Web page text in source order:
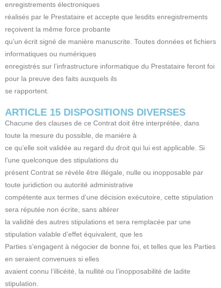
enregistrements électroniques
réalisés par le Prestataire et accepte que lesdits enregistrements
reçoivent la même force probante
qu’un écrit signé de manière manuscrite. Toutes données et fichiers
informatiques ou numériques
enregistrés sur l’infrastructure informatique du Prestataire feront foi
pour la preuve des faits auxquels ils
se rapportent.
ARTICLE 15 DISPOSITIONS DIVERSES
Chacune des clauses de ce Contrat doit être interprétée, dans
toute la mesure du possible, de manière à
ce qu’elle soit validée au regard du droit qui lui est applicable. Si
l’une quelconque des stipulations du
présent Contrat se révèle être illégale, nulle ou inopposable par
toute juridiction ou autorité administrative
compétente aux termes d’une décision exécutoire, cette stipulation
sera réputée non écrite, sans altérer
la validité des autres stipulations et sera remplacée par une
stipulation valable d’effet équivalent, que les
Parties s’engagent à négocier de bonne foi, et telles que les Parties
en seraient convenues si elles
avaient connu l’illicéité, la nullité ou l’inopposabilité de ladite
stipulation.